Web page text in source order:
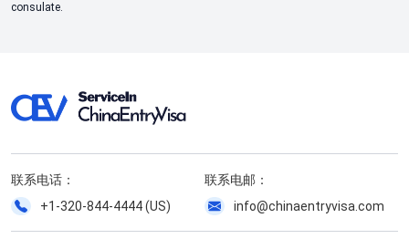
consulate.
联系电话：
+1-320-844-4444 (US)
联系电邮：
info@chinaentryvisa.com